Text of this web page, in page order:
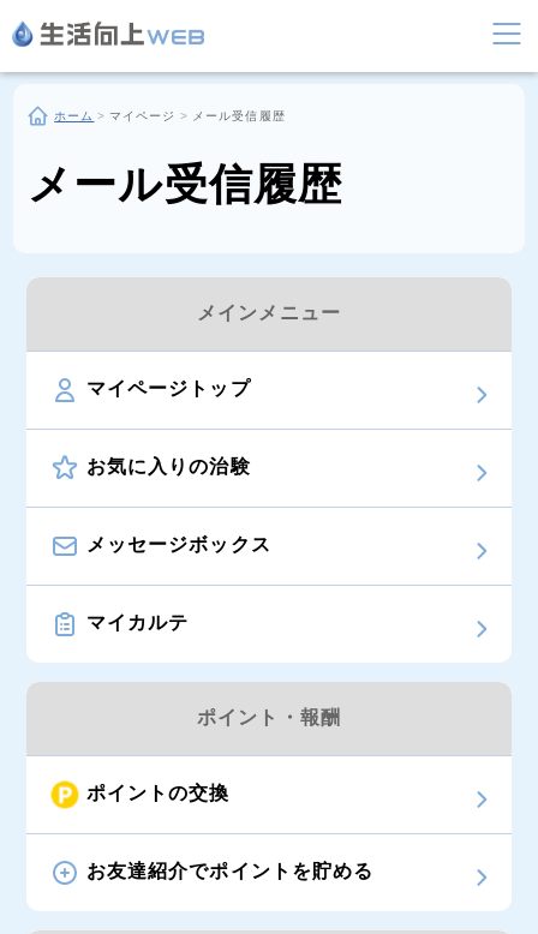
ホーム > マイページ > メール受信履歴
メール受信履歴
メインメニュー
マイページトップ
お気に入りの治験
メッセージボックス
マイカルテ
ポイント・報酬
ポイントの交換
お友達紹介でポイントを貯める